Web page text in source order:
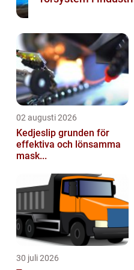
02 augusti 2026
Kedjeslip grunden för
effektiva och lönsamma
mask...
30 juli 2026